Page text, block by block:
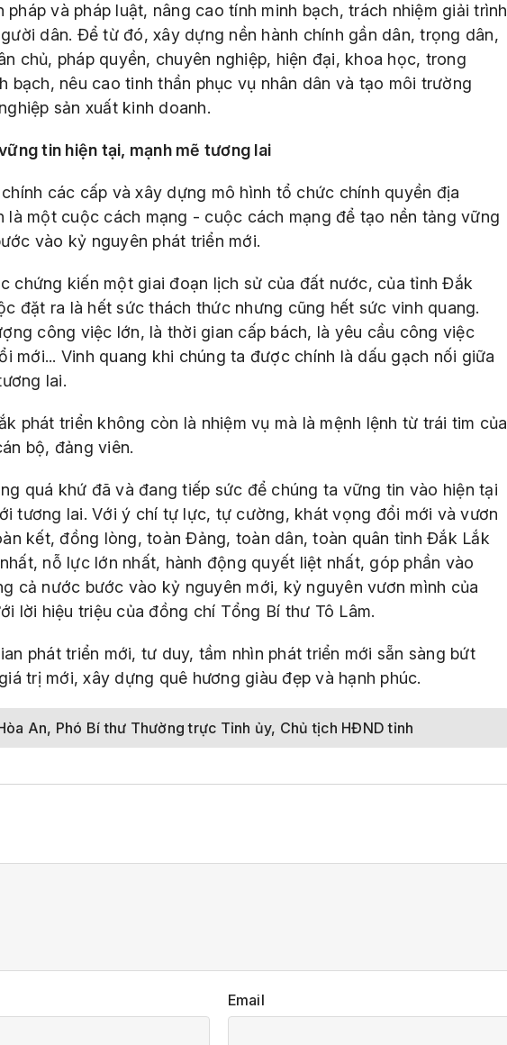
và pháp luật, nâng cao tính minh bạch, trách nhiệm giải trình
dân. Để từ đó, xây dựng nền hành chính gần dân, trọng dân,
chủ, pháp quyền, chuyên nghiệp, hiện đại, khoa học, trong
bạch, nêu cao tinh thần phục vụ nhân dân và tạo môi trường
sản xuất kinh doanh.
tin hiện tại, mạnh mẽ tương lai
các cấp và xây dựng mô hình tổ chức chính quyền địa
là một cuộc cách mạng - cuộc cách mạng để tạo nền tảng vững
vào kỷ nguyên phát triển mới.
chứng kiến một giai đoạn lịch sử của đất nước, của tỉnh Đắk
đặt ra là hết sức thách thức nhưng cũng hết sức vinh quang.
công việc lớn, là thời gian cấp bách, là yêu cầu công việc
mới... Vinh quang khi chúng ta được chính là dấu gạch nối giữa
lai.
phát triển không còn là nhiệm vụ mà là mệnh lệnh từ trái tim của
bộ, đảng viên.
quá khứ đã và đang tiếp sức để chúng ta vững tin vào hiện tại
tương lai. Với ý chí tự lực, tự cường, khát vọng đổi mới và vươn
kết, đồng lòng, toàn Đảng, toàn dân, toàn quân tỉnh Đắk Lắk
nỗ lực lớn nhất, hành động quyết liệt nhất, góp phần vào
cả nước bước vào kỷ nguyên mới, kỷ nguyên vươn mình của
lời hiệu triệu của đồng chí Tổng Bí thư Tô Lâm.
phát triển mới, tư duy, tầm nhìn phát triển mới sẵn sàng bứt
trị mới, xây dựng quê hương giàu đẹp và hạnh phúc.
An, Phó Bí thư Thường trực Tỉnh ủy, Chủ tịch HĐND tỉnh
Email